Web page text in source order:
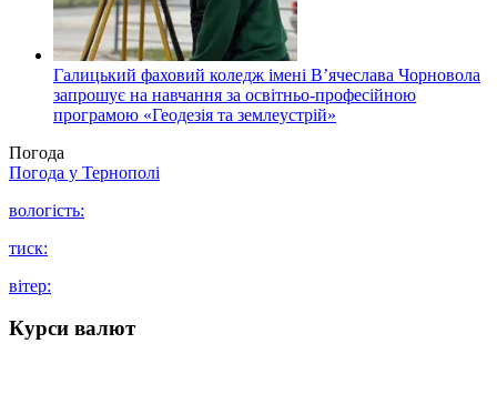
Галицький фаховий коледж імені В’ячеслава Чорновола
запрошує на навчання за освітньо-професійною
програмою «Геодезія та землеустрій»
Погода
Погода у Тернополі
вологість:
тиск:
вітер:
Курси валют